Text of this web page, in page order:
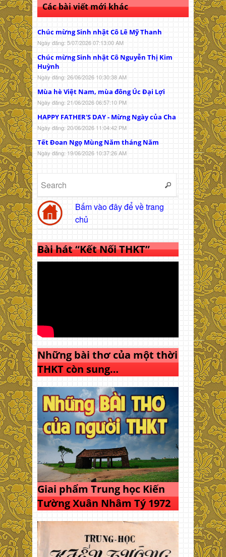
Các bài viết mới khác
Chúc mừng Sinh nhật Cô Lê Mỹ Thanh
Ngày đăng: 5/07/2026 07:13:00 AM
Chúc mừng Sinh nhật Cô Nguyễn Thị Kim
Huỳnh
Ngày đăng: 26/06/2026 10:30:38 AM
Mùa hè Việt Nam, mùa đông Úc Đại Lợi
Ngày đăng: 21/06/2026 06:57:10 PM
HAPPY FATHER'S DAY - Mừng Ngày của Cha
Ngày đăng: 20/06/2026 11:04:42 PM
Tết Đoan Ngọ Mùng Năm tháng Năm
Ngày đăng: 19/06/2026 10:37:26 AM
Bấm vào đây để về trang
chủ
Bài hát “Kết Nối THKT”
Những bài thơ của một thời
THKT còn sung…
Giai phẩm Trung học Kiến
Tường Xuân Nhâm Tý 1972